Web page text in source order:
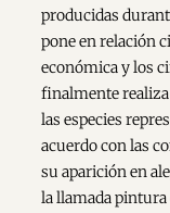
producidas
pone en relación
económica y los
finalmente realiza
las especies
acuerdo con las
su aparición en
la llamada pintura